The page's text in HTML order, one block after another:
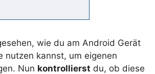
wie du am Android Gerät
nutzen kannst, um eigenen
Nun kontrollierst du, ob diese